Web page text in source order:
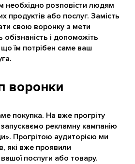
необхідно розповісти людям
продуктів або послуг. Замість
свою воронку з мети
обізнаність і допоможіть
їм потрібен саме ваш
воронки
покупка. На вже прогріту
рекламну кампанію
Прогрітою аудиторією ми
які вже проявили
послуги або товару.